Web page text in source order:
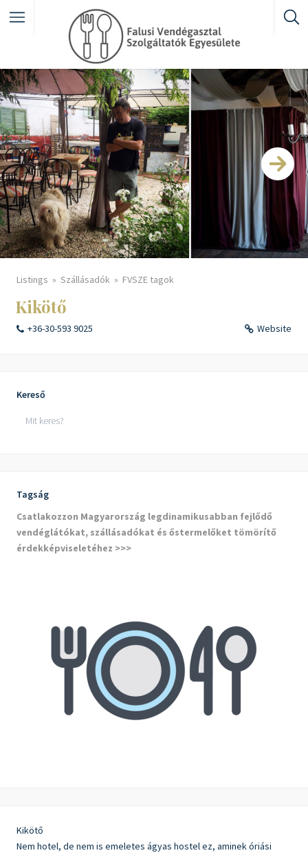
Featured Listings
Category
Listings Szállásadók FVSZE tagok
Kikötő
+36-30-593 9025 Website
Kereső
Tagság
Csatlakozzon Magyarország legdinamikusabban fejlődő
vendéglátókat, szállásadókat és őstermelőket tömörítő
érdekképviseletéhez >>>
Kikötő
Nem hotel, de nem is emeletes ágyas hostel ez, aminek óriási